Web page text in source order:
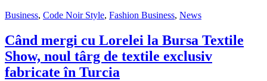
Business, Code Noir Style, Fashion Business, News
Când mergi cu Lorelei la Bursa Textile
Show, noul târg de textile exclusiv
fabricate în Turcia